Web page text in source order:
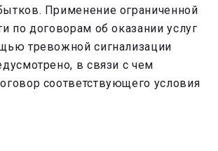
Применение ограниченной
по договорам об оказании услуг
тревожной сигнализации
в связи с чем
соответствующего условия